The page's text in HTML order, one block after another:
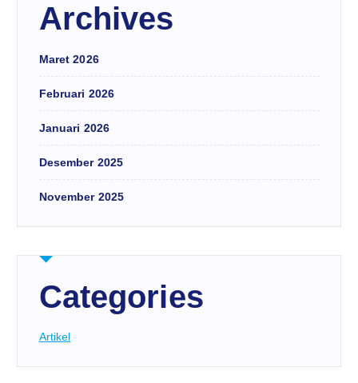
Archives
Maret 2026
Februari 2026
Januari 2026
Desember 2025
November 2025
Categories
Artikel